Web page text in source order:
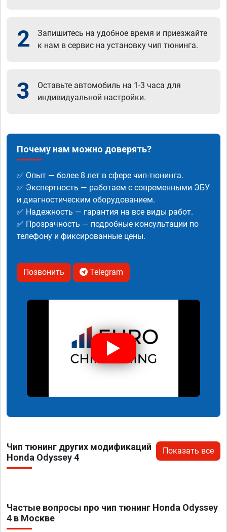
2
Запишитесь на удобное время и приезжайте
к нам в сервис на установку чип тюнинга.
3
Оставьте автомобиль на 1-3 часа для
индивидуальной настройки.
Почему нам можно доверять?
✅ Опыт — более 8 лет в сфере чип-тюнинга.
✅ Экспертность — работаем с современными ЭБУ
и диагностическим оборудованием.
✅ Надежность — гарантия на все виды работ.
✅ Прозрачность — подробные консультации по
телефону и фиксированные цены.
Позвонить Telegram
Чип тюнинг других модификаций
Honda Odyssey 4
Показать все
Частые вопросы про чип тюнинг Honda Odyssey
4 в Москве